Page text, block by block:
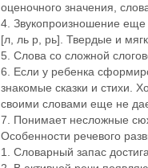
оценочного значения,
4. Звукопроизношение
[л, ль р, рь]. Твердые и
5. Слова со сложной
6. Если у ребенка
знакомые сказки и стихи.
своими словами еще не
7. Понимает несложные
Особенности речевого
1. Словарный запас